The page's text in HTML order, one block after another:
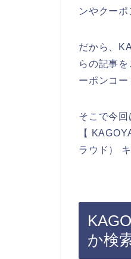
ンやクー
だから、
らの記事
ーポンコー
そこで今
【
ラウド）
か検